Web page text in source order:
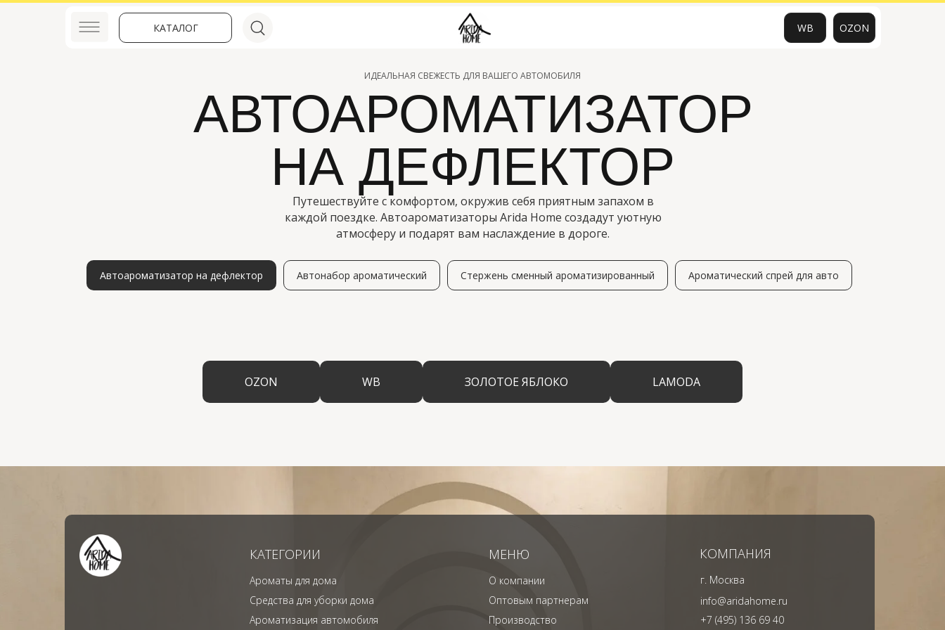
WB OZON
КАТАЛОГ
ИДЕАЛЬНАЯ СВЕЖЕСТЬ ДЛЯ ВАШЕГО АВТОМОБИЛЯ
АВТОАРОМАТИЗАТОР
НА ДЕФЛЕКТОР
Путешествуйте с комфортом, окружив себя приятным запахом в
каждой поездке. Автоароматизаторы Arida Home создадут уютную
атмосферу и подарят вам наслаждение в дороге.
Автоароматизатор на дефлектор Автонабор ароматический Стержень сменный ароматизированный Ароматический спрей для авто
OZON WB ЗОЛОТОЕ ЯБЛОКО LAMODA
КАТЕГОРИИ
Ароматы для дома
Ароматизация автомобиля
Средства для уборки дома
МЕНЮ
О компании
Производство
Оптовым партнерам
КОМПАНИЯ
г. Москва
info@aridahome.ru
+7 (495) 136 69 40